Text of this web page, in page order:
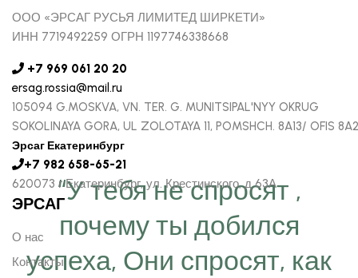
“У тебя не спросят ,
почему ты добился
успеха, Они спросят, как
ООО «ЭРСАГ РУСЬЯ ЛИМИТЕД ШИРКЕТИ»
ИНН 7719492259 ОГРН 1197746338668
+7 969 061 20 20
ersag.rossia@mail.ru
105094 G.MOSKVA, VN. TER. G. MUNITSIPAL'NYY OKRUG
SOKOLINAYA GORA, UL ZOLOTAYA 11, POMSHCH. 8A13/ OFIS
Эрсаг Екатеринбург
+7 982 658-65-21
620073 г Екатеринбург, ул. Крестинского, д 63А
ЭРСАГ
О нас
Контакты